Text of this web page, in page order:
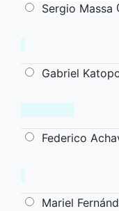
Sergio Massa
Gabriel
Federico
Mariel